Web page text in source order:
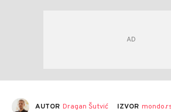
AUTOR Dragan Šutvić IZVOR